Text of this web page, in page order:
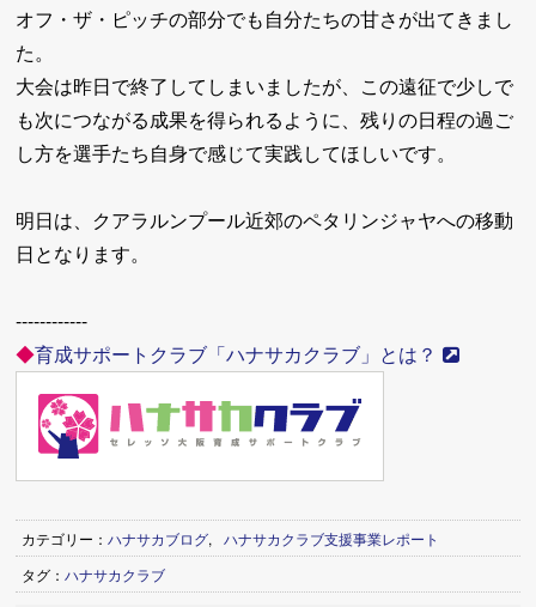
オフ・ザ・ピッチの部分でも自分たちの甘さが出てきまし
た。
大会は昨日で終了してしまいましたが、この遠征で少しで
も次につながる成果を得られるように、残りの日程の過ご
し方を選手たち自身で感じて実践してほしいです。
明日は、クアラルンプール近郊のペタリンジャヤへの移動
日となります。
------------
◆育成サポートクラブ「ハナサカクラブ」とは？
カテゴリー：ハナサカブログ,
ハナサカクラブ支援事業レポート
タグ：ハナサカクラブ